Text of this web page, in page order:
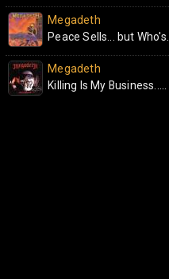
Megadeth
Peace Sells... but Who's...
Megadeth
Killing Is My Business.....